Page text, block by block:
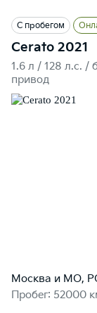
С пробегом
Cerato 2021
1.6 л / 128 л.c. /
привод
Москва и МО,
Пробег: 52000